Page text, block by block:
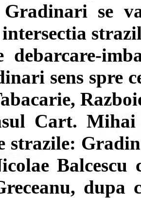
se
debarcare-
sens spre
Cart.
strazile:
dupa